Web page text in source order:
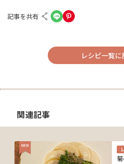
記事を共有
レシピ一覧に
関連記事